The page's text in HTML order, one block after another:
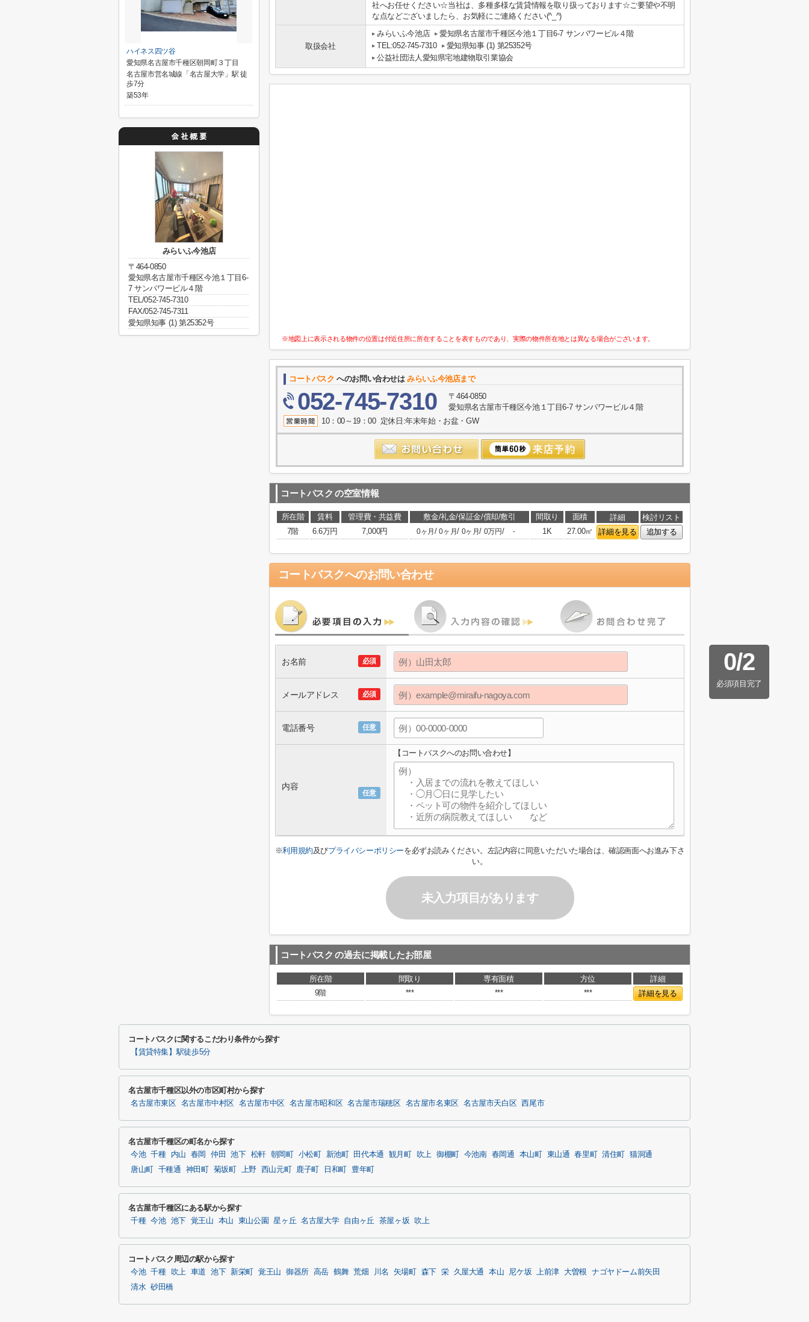
社へお任せください☆当社は、多種多様な賃貸情報を取り扱っております☆ご要望や不明
な点などございましたら、お気軽にご連絡ください(^_^)
取扱会社
みらいふ今池店
愛知県名古屋市千種区今池１丁目6-7 サンパワービル４階
TEL:052-745-7310
愛知県知事 (1) 第25352号
公益社団法人愛知県宅地建物取引業協会
※地図上に表示される物件の位置は付近住所に所在することを表すものであり、実際の物件所在地とは異なる場合がございます。
コートバスク へのお問い合わせはみらいふ今池店まで
052-745-7310
〒464-0850
愛知県名古屋市千種区今池１丁目6-7 サンパワービル４階
10：00～19：00 定休日:年末年始・お盆・GW
コートバスク の空室情報
所在階 賃料 管理費・共益費 敷金/礼金/保証金/償却/敷引 間取り 面積 詳細
検討リスト
7階
6.6万円 7,000円 0ヶ月/0ヶ月/ 0ヶ月/ 0万円/ - 1K 27.00㎡ 詳細を見る 追加する
コートバスクへのお問い合わせ
0/2
必須項目完了
必須
お名前
必須
メールアドレス
任意
電話番号
任意
内容
【コートバスクへのお問い合わせ】
※利用規約及びプライバシーポリシーを必ずお読みください。左記内容に同意いただいた場合は、確認画面へお進み下さ
い。
未入力項目があります
コートバスク の過去に掲載したお部屋
所在階 間取り 専有面積 方位
詳細
9階
*** *** *** 詳細を見る
ハイネス四ツ谷
愛知県名古屋市千種区朝岡町３丁目
名古屋市営名城線「名古屋大学」駅 徒
歩7分
築53年
みらいふ今池店
〒464-0850
愛知県名古屋市千種区今池１丁目6-
7 サンパワービル４階
TEL/052-745-7310
FAX/052-745-7311
愛知県知事 (1) 第25352号
コートバスクに関するこだわり条件から探す
【賃貸特集】駅徒歩5分
名古屋市千種区以外の市区町村から探す
名古屋市東区 名古屋市中村区 名古屋市中区 名古屋市昭和区 名古屋市瑞穂区 名古屋市名東区 名古屋市天白区 西尾市
名古屋市千種区の町名から探す
今池 千種 内山 春岡 仲田 池下 松軒 朝岡町 小松町 新池町 田代本通 観月町 吹上 御棚町 今池南 春岡通 本山町 東山通 春里町 清住町
猫洞通
唐山町
千種通 神田町 菊坂町 上野 西山元町 鹿子町 日和町 豊年町
名古屋市千種区にある駅から探す
千種 今池 池下 覚王山 本山 東山公園 星ヶ丘 名古屋大学 自由ヶ丘 茶屋ヶ坂 吹上
コートバスク周辺の駅から探す
今池 千種 吹上 車道 池下 新栄町 覚王山 御器所 高岳 鶴舞 荒畑 川名 矢場町 森下 栄 久屋大通 本山 尼ケ坂 上前津 大曽根
ナゴヤドーム前矢田
清水 砂田橋